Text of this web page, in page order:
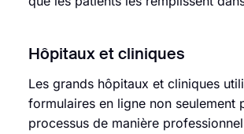
Hôpitaux et cliniques
Les grands hôpitaux et cliniques
formulaires en ligne non seulement
processus de manière